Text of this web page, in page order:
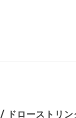
ローストリン